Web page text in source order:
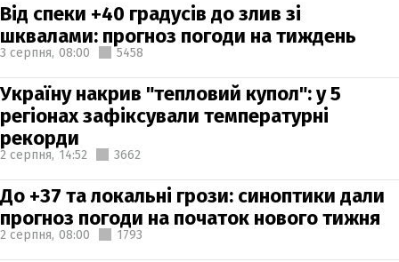
Від спеки +40 градусів до злив зі
шквалами: прогноз погоди на тиждень
3 серпня, 08:00 5458
Україну накрив "тепловий купол": у 5
регіонах зафіксували температурні
рекорди
2 серпня, 14:52 3662
До +37 та локальні грози: синоптики дали
прогноз погоди на початок нового тижня
2 серпня, 08:00 1793